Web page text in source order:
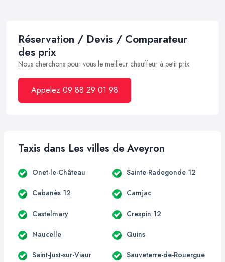
Réservation / Devis / Comparateur
des prix
Nous cherchons pour vous le meilleur chauffeur à petit prix
Appelez 09 88 29 01 98
Taxis dans Les villes de Aveyron
Onet-le-Château Sainte-Radegonde 12
Cabanès 12 Camjac
Castelmary Crespin 12
Naucelle Quins
Saint-Just-sur-Viaur Sauveterre-de-Rouergue